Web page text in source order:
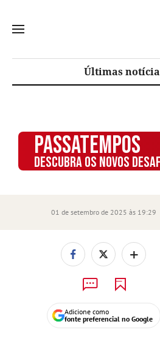
Últimas
PASSATEMPOS
DESCUBRA OS NOVOS
01 de setembro de 2025 às 19:29
+
Adicione como
fonte preferencial no Google